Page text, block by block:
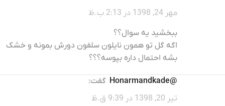
مهر 24, 1398 در 2:13 ب.ظ
ببخشید یه سوال؟؟
اگه گل تو همون نایلون سلفون دورش بمونه و خشک
بشه احتمال داره بپوسه؟؟؟
@honarmandkade
گفت:
تیر 20, 1398 در 9:39 ق.ظ